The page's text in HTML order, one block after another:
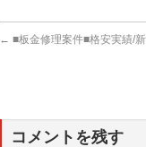
← ■板金修理案件■格安実績/
コメントを残す